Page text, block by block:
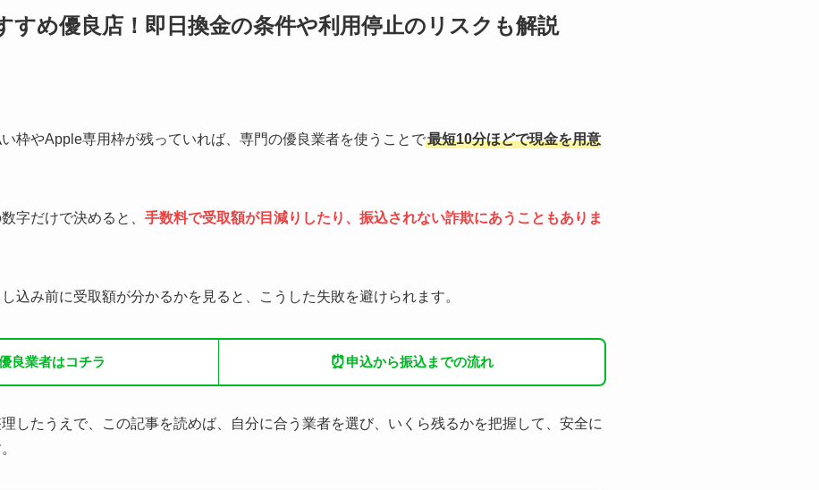
すめ優良店！即日換金の条件や利用停止のリスクも解説
枠やApple専用枠が残っていれば、専門の優良業者を使うことで最短10分ほどで現金を用意
字だけで決めると、 手数料で受取額が目減りしたり、振込されない詐欺にあうこともありま
込み前に受取額が分かるかを見ると、こうした失敗を避けられます。
良業者はコチラ ⏰申込から振込までの流れ
したうえで、この記事を読めば、自分に合う業者を選び、いくら残るかを把握して、安全に